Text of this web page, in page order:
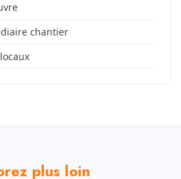
chantier
plus loin